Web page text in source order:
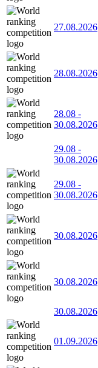
27.08.2026
28.08.2026
28.08 -
30.08.2026
29.08 -
30.08.2026
29.08 -
30.08.2026
30.08.2026
30.08.2026
30.08.2026
01.09.2026